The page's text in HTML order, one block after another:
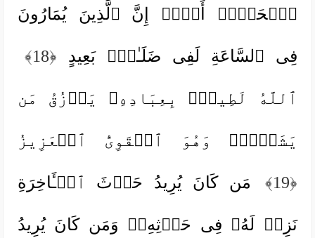
ٱلۡحَقُّۗ أَلَاۤ إِنَّ ٱلَّذِینَ یُمَارُونَ
فِی ٱلسَّاعَةِ لَفِی ضَلَـٰلِۭ بَعِیدٍ ﴿18﴾
ٱللَّهُ لَطِیفُۢ بِعِبَادِهِۦ یَرۡزُقُ مَن
یَشَاۤءُۖ وَهُوَ ٱلۡقَوِیُّ ٱلۡعَزِیزُ
﴿19﴾ مَن كَانَ یُرِیدُ حَرۡثَ ٱلۡـَٔاخِرَةِ
نَزِدۡ لَهُۥ فِی حَرۡثِهِۦۖ وَمَن كَانَ یُرِیدُ